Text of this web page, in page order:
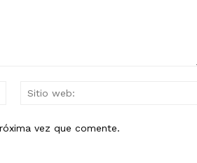
Correo
vez que comente.